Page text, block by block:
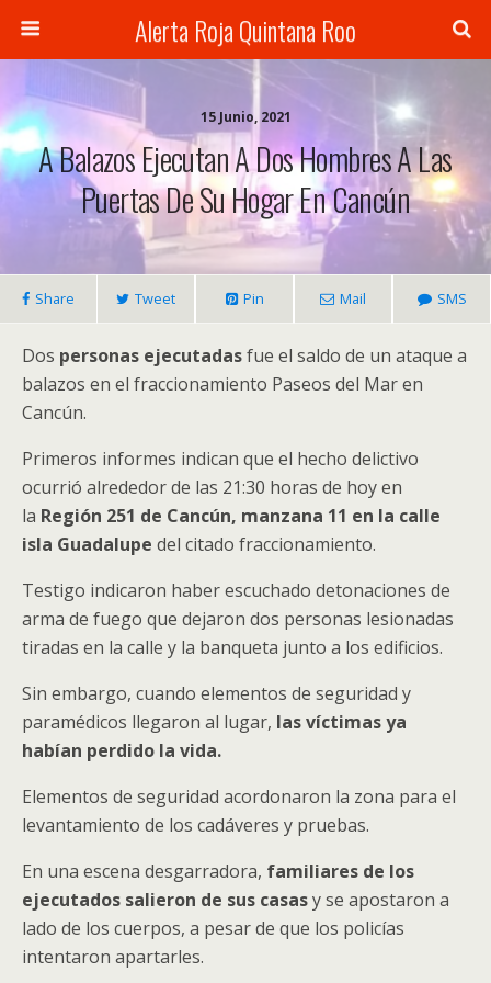
Alerta Roja Quintana Roo
15 Junio, 2021
A Balazos Ejecutan A Dos Hombres A Las
Puertas De Su Hogar En Cancún
Share Tweet Pin Mail SMS
Dos personas ejecutadasfue el saldo de un ataque a
balazos en el fraccionamiento Paseos del Mar en
Cancún.
Primeros informes indican que el hecho delictivo
ocurrió alrededor de las 21:30 horas de hoy en
la Región 251 de Cancún, manzana 11 en la calle
isla Guadalupe del citado fraccionamiento.
Testigo indicaron haber escuchado detonaciones de
arma de fuego que dejaron dos personas lesionadas
tiradas en la calle y la banqueta junto a los edificios.
Sin embargo, cuando elementos de seguridad y
paramédicos llegaron al lugar, las víctimas ya
habían perdido la vida.
Elementos de seguridad acordonaron la zona para el
levantamiento de los cadáveres y pruebas.
En una escena desgarradora, familiares de los
ejecutados salieron de sus casasy se apostaron a
lado de los cuerpos, a pesar de que los policías
intentaron apartarles.